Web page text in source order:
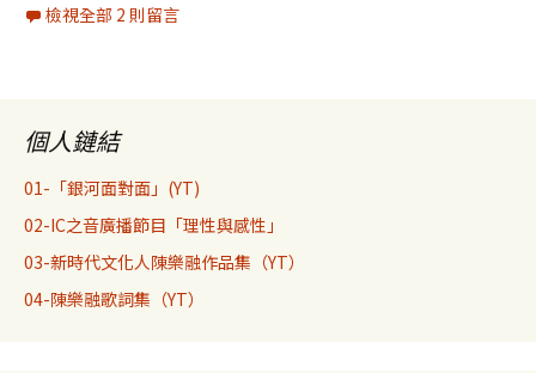
檢視全部 2 則留言
個人鏈結
01-「銀河面對面」(YT)
02-IC之音廣播節目「理性與感性」
03-新時代文化人陳樂融作品集（YT）
04-陳樂融歌詞集（YT）